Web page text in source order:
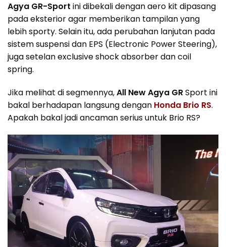
Agya GR-Sport ini dibekali dengan aero kit dipasang
pada eksterior agar memberikan tampilan yang
lebih sporty. Selain itu, ada perubahan lanjutan pada
sistem suspensi dan EPS (Electronic Power Steering),
juga setelan exclusive shock absorber dan coil
spring.
Jika melihat di segmennya,All New Agya GRSport ini
bakal berhadapan langsung dengan Honda Brio RS.
Apakah bakal jadi ancaman serius untuk Brio RS?